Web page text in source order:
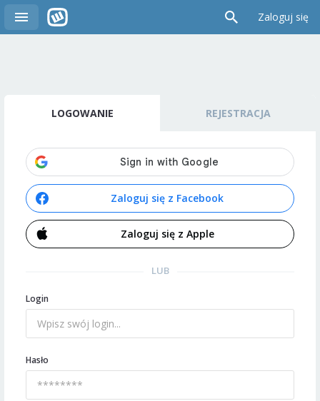
Zaloguj się
LOGOWANIE REJESTRACJA
Zaloguj się z Facebook
Zaloguj się z Apple
LUB
Login
Hasło